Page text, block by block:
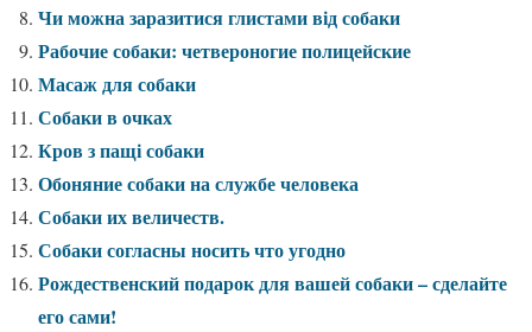
Чи можна заразитися глистами від собаки
Рабочие собаки: четвероногие полицейские
Масаж для собаки
Собаки в очках
Кров з пащі собаки
Обоняние собаки на службе человека
Собаки их величеств.
Собаки согласны носить что угодно
Рождественский подарок для вашей собаки – сделайте
его сами!